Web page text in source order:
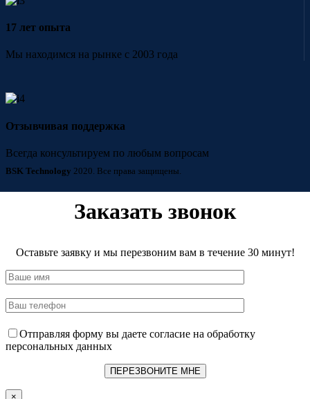
17 лет опыта
Мы находимся на рынке с 2003 года
Отзывчивая поддержка
Всегда консультируем по любым вопросам
BSK Technology 2020. Все права защищены.
Заказать звонок
Оставьте заявку и мы перезвоним вам в течение 30 минут!
Отправляя форму вы даете согласие на обработку
персональных данных
×